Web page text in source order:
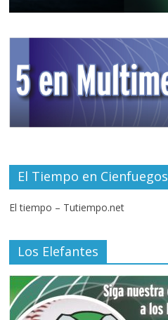
El Tiempo en Cienfuegos
El tiempo – Tutiempo.net
Los Elefantes